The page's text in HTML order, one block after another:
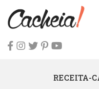
RECEITA-